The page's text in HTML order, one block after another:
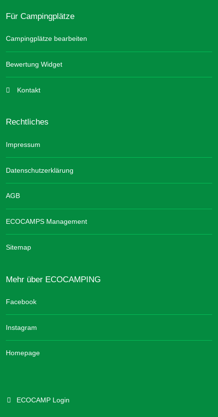
Für Campingplätze
Campingplätze bearbeiten
Bewertung Widget
Kontakt
Rechtliches
Impressum
Datenschutzerklärung
AGB
ECOCAMPS Management
Sitemap
Mehr über ECOCAMPING
Facebook
Instagram
Homepage
ECOCAMP Login